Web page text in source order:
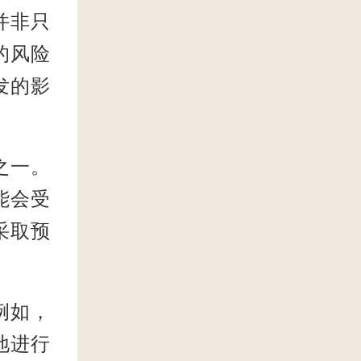
只
风险
的影
。
会受
取预
，
进行